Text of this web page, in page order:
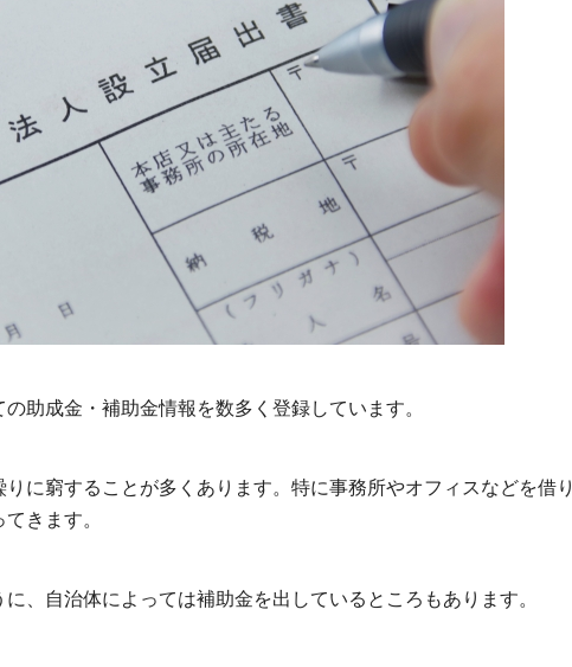
助成金・補助金情報を数多く登録しています。
に窮することが多くあります。特に事務所やオフィスなどを借り
きます。
、自治体によっては補助金を出しているところもあります。